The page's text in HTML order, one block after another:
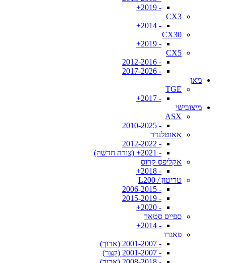
- 2019+
CX3
- 2014+
CX30
- 2019+
CX5
- 2012-2016
- 2017-2026
מאן
TGE
- 2017+
מיצובישי
ASX
- 2010-2025
אאוטלנדר
- 2012-2022
- 2021+ (צורה חדשה)
אקליפס קרוס
- 2018+
טריטון / L200
- 2006-2015
- 2015-2019
- 2020+
ספייס סטאר
- 2014+
פאגרו
- 2001-2007 (ארוך)
- 2001-2007 (קצר)